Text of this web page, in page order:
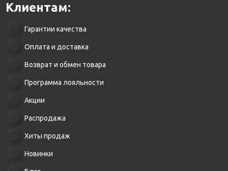
Клиентам:
Гарантии качества
Оплата и доставка
Возврат и обмен товара
Программа лояльности
Акции
Распродажа
Хиты продаж
Новинки